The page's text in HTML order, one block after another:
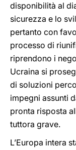
disponibilità al
sicurezza e lo
pertanto con
processo di
riprendono i
Ucraina si
di soluzioni
impegni assunti
pronta risposta
tuttora grave.
L’Europa intera